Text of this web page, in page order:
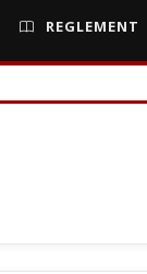
REGLEMENT